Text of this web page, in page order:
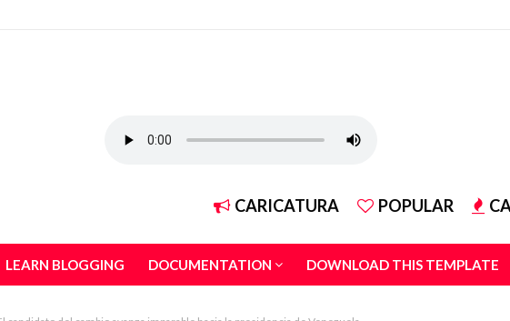
CARICATURA POPULAR
LEARN BLOGGING DOCUMENTATION DOWNLOAD THIS TEMPLATE